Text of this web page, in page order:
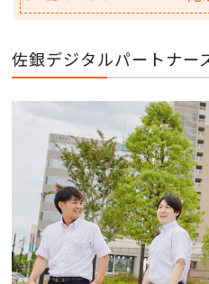
佐銀デジタルパートナー